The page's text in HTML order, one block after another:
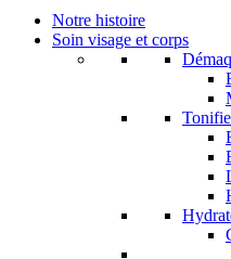
Notre histoire
Soin visage et corps